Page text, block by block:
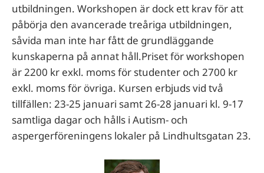
utbildningen. Workshopen är dock ett krav för att
påbörja den avancerade treåriga utbildningen,
såvida man inte har fått de grundläggande
kunskaperna på annat håll.Priset för workshopen
är 2200 kr exkl. moms för studenter och 2700 kr
exkl. moms för övriga. Kursen erbjuds vid två
tillfällen: 23-25 januari samt 26-28 januari kl. 9-17
samtliga dagar och hålls i Autism- och
aspergerföreningens lokaler på Lindhultsgatan 23.